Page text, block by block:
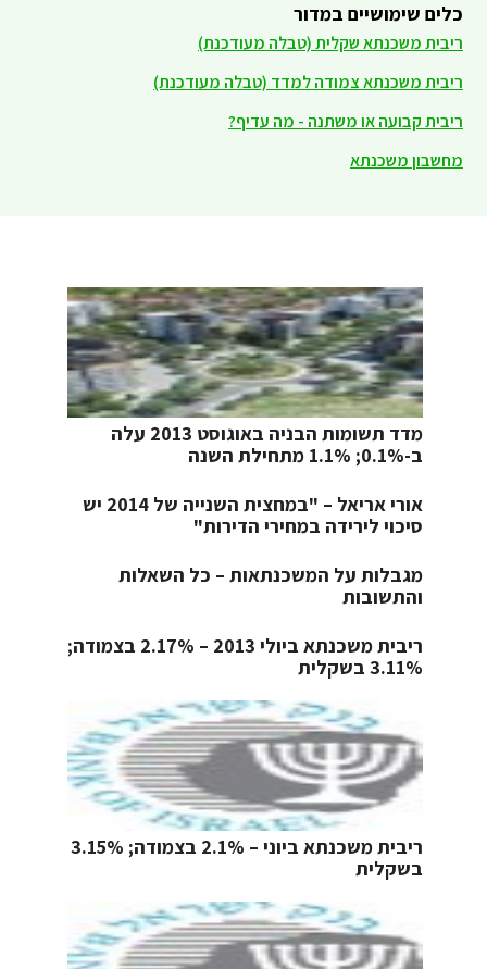
כלים שימושיים במדור
ריבית משכנתא שקלית (טבלה מעודכנת)
ריבית משכנתא צמודה למדד (טבלה מעודכנת)
ריבית קבועה או משתנה - מה עדיף?
מחשבון משכנתא
מדד תשומות הבניה באוגוסט 2013 עלה
ב-0.1%; 1.1% מתחילת השנה
אורי אריאל – "במחצית השנייה של 2014 יש
סיכוי לירידה במחירי הדירות"
מגבלות על המשכנתאות – כל השאלות
והתשובות
ריבית משכנתא ביולי 2013 – 2.17% בצמודה;
3.11% בשקלית
ריבית משכנתא ביוני – 2.1% בצמודה; 3.15%
בשקלית